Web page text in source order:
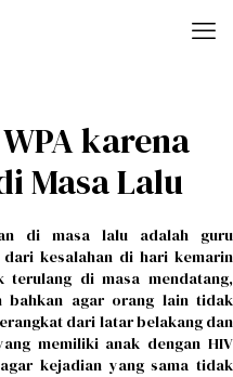
karena
Masa Lalu
di masa lalu adalah guru
kesalahan di hari kemarin
di masa mendatang,
bahkan agar orang lain tidak
dari latar belakang dan
memiliki anak dengan HIV
kejadian yang sama tidak